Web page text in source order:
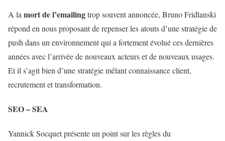
A la mort de l’emailingtrop souvent annoncée, Bruno Fridlanski
répond en nous proposant de repenser les atouts d’une stratégie de
push dans un environnement qui a fortement évolué ces dernières
années avec l’arrivée de nouveaux acteurs et de nouveaux usages.
Et il s’agit bien d’une stratégie mêlant connaissance client,
recrutement et transformation.
SEO – SEA
Yannick Socquet présente un point sur les règles du